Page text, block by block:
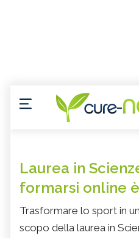
Laurea in
formarsi online
Trasformare lo sport in
scopo della laurea in